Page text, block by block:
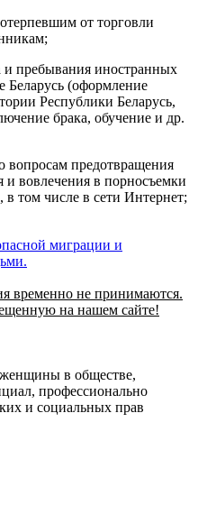
от торговли
и пребывания иностранных
Беларусь (оформление
Республики Беларусь,
брака, обучение и др.
вопросам предотвращения
и вовлечения в порносъемки
том числе в сети Интернет;
миграции и
временно не принимаются.
на нашем сайте!
в обществе,
профессионально
и социальных прав